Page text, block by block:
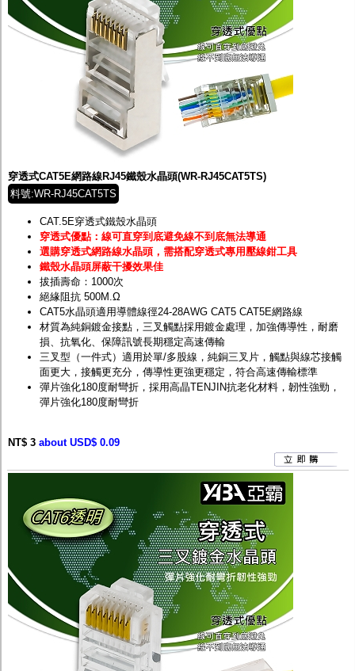
穿透式CAT5E網路線RJ45鐵殼水晶頭(WR-RJ45CAT5TS)
料號:WR-RJ45CAT5TS
CAT.5E穿透式鐵殼水晶頭
穿透式優點：線可直穿到底避免線不到底無法導通
選購穿透式網路線水晶頭，需搭配穿透式專用壓線鉗工具
鐵殼水晶頭屏蔽干擾效果佳
拔插壽命：1000次
絕緣阻抗 500M.Ω
CAT5水晶頭適用導體線徑24-28AWG CAT5 CAT5E網路線
材質為純銅鍍金接點，三叉觸點採用鍍金處理，加強傳導性，耐磨
損、抗氧化、保障訊號長期穩定高速傳輸
三叉型（一件式）適用於單/多股線，純銅三叉片，觸點與線芯接觸
面更大，接觸更充分，傳導性更強更穩定，符合高速傳輸標準
彈片強化180度耐彎折，採用高晶TENJIN抗老化材料，韌性強勁，
彈片強化180度耐彎折
NT$ 3 about USD$ 0.09